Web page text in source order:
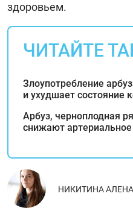
здоровьем.
ЧИТАЙТЕ
Злоупотребление
и ухудшает состояние
Арбуз, черноплодная
снижают
НИКИТИНА АЛЕНА